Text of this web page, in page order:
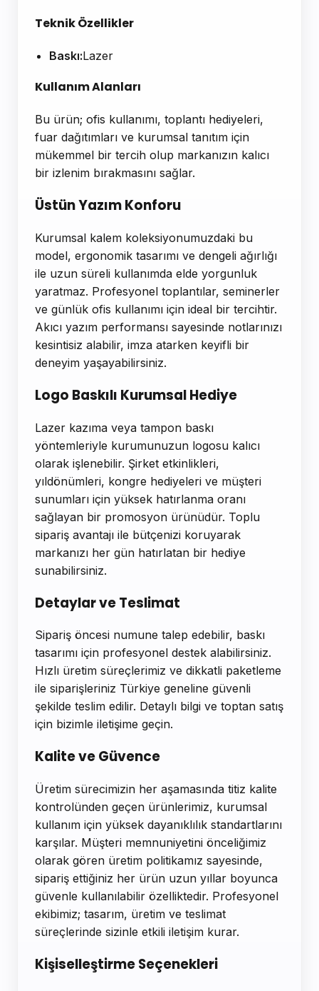
Teknik Özellikler
Baskı:Lazer
Kullanım Alanları
Bu ürün; ofis kullanımı, toplantı hediyeleri,
fuar dağıtımları ve kurumsal tanıtım için
mükemmel bir tercih olup markanızın kalıcı
bir izlenim bırakmasını sağlar.
Üstün Yazım Konforu
Kurumsal kalem koleksiyonumuzdaki bu
model, ergonomik tasarımı ve dengeli ağırlığı
ile uzun süreli kullanımda elde yorgunluk
yaratmaz. Profesyonel toplantılar, seminerler
ve günlük ofis kullanımı için ideal bir tercihtir.
Akıcı yazım performansı sayesinde notlarınızı
kesintisiz alabilir, imza atarken keyifli bir
deneyim yaşayabilirsiniz.
Logo Baskılı Kurumsal Hediye
Lazer kazıma veya tampon baskı
yöntemleriyle kurumunuzun logosu kalıcı
olarak işlenebilir. Şirket etkinlikleri,
yıldönümleri, kongre hediyeleri ve müşteri
sunumları için yüksek hatırlanma oranı
sağlayan bir promosyon ürünüdür. Toplu
sipariş avantajı ile bütçenizi koruyarak
markanızı her gün hatırlatan bir hediye
sunabilirsiniz.
Detaylar ve Teslimat
Sipariş öncesi numune talep edebilir, baskı
tasarımı için profesyonel destek alabilirsiniz.
Hızlı üretim süreçlerimiz ve dikkatli paketleme
ile siparişleriniz Türkiye geneline güvenli
şekilde teslim edilir. Detaylı bilgi ve toptan satış
için bizimle iletişime geçin.
Kalite ve Güvence
Üretim sürecimizin her aşamasında titiz kalite
kontrolünden geçen ürünlerimiz, kurumsal
kullanım için yüksek dayanıklılık standartlarını
karşılar. Müşteri memnuniyetini önceliğimiz
olarak gören üretim politikamız sayesinde,
sipariş ettiğiniz her ürün uzun yıllar boyunca
güvenle kullanılabilir özelliktedir. Profesyonel
ekibimiz; tasarım, üretim ve teslimat
süreçlerinde sizinle etkili iletişim kurar.
Kişiselleştirme Seçenekleri